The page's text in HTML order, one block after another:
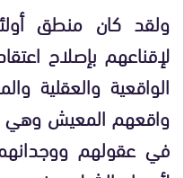
ولقد كان منطق
لإقناعهم بإصلاح
الواقعية والعقلية
واقعهم المعيش وهي
في عقولهم